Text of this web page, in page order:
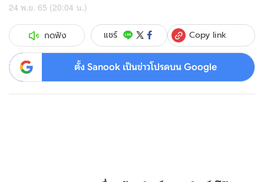
24 พ.ย. 65 (20:04 น.)
กดฟัง แชร์ Copy link
ตั้ง Sanook เป็นข่าวโปรดบน Google